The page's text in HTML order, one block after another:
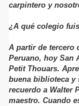
carpintero y
¿A qué colegio
A partir de tercero
Peruano, hoy San
Petit Thouars.
buena biblioteca y
recuerdo a Walter
maestro. Cuando